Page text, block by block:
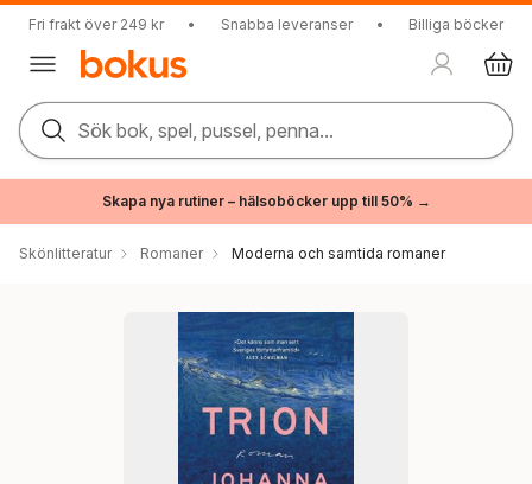
Fri frakt över 249 kr • Snabba leveranser • Billiga böcker
Sök bok, spel, pussel, penna...
Skapa nya rutiner – hälsoböcker upp till 50% →
Skönlitteratur Romaner Moderna och samtida romaner